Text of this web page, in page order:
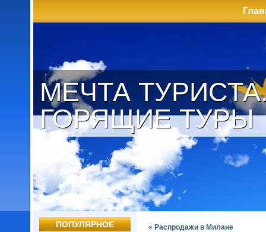
МЕЧТА
ГОРЯЩИЕ ТУРЫ
ПОПУЛЯРНОЕ « Распродажи в Милане